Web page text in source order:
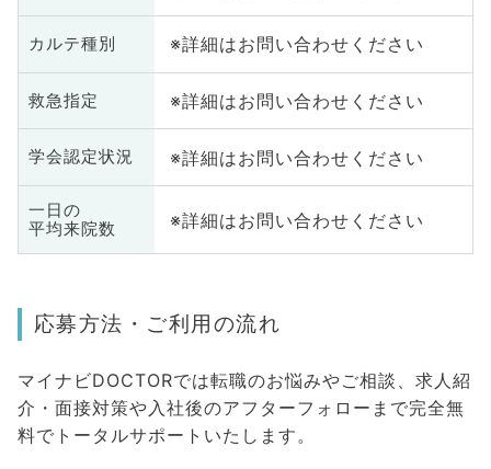
カルテ種別 ※詳細はお問い合わせください
救急指定 ※詳細はお問い合わせください
学会認定状況 ※詳細はお問い合わせください
一日の
平均来院数
※詳細はお問い合わせください
応募方法・ご利用の流れ
マイナビDOCTORでは転職のお悩みやご相談、求人紹
介・面接対策や入社後のアフターフォローまで完全無
料でトータルサポートいたします。